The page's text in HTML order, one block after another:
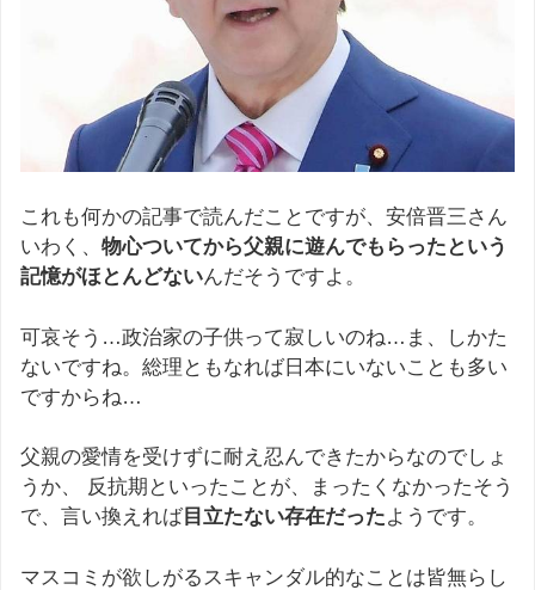
これも何かの記事で読んだことですが、安倍晋三さん
いわく、 物心ついてから父親に遊んでもらったという
記憶がほとんどないんだそうですよ。
可哀そう…政治家の子供って寂しいのね…ま、しかた
ないですね。総理ともなれば日本にいないことも多い
ですからね…
父親の愛情を受けずに耐え忍んできたからなのでしょ
うか、 反抗期といったことが、まったくなかったそう
で、言い換えれば目立たない存在だったようです。
マスコミが欲しがるスキャンダル的なことは皆無らし